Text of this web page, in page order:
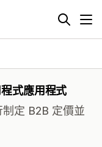
式應用程式
定 B2B 定價並